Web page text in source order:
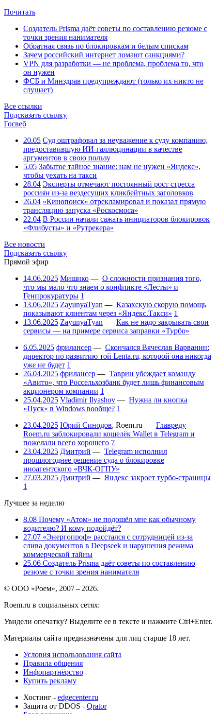
Почитать
Создатель Prisma даёт советы по составлению резюме с
точки зрения нанимателя
Обратная связь по блокировкам и белым спискам
Зачем российский интернет ломают санкциями?
VPN для разработки — не проблема, проблема то, что
он нужен
ФСБ и Минздрав предупреждают (только их никто не
слушает)
Все ссылки
Подсказать ссылку
Госвеб
20.05 Суд оштрафовал за неуважение к суду компанию,
предоставившую ИИ-галлюцинации в качестве
аргументов в свою пользу
5.05 Забытое тайное знание: нам не нужен «Яндекс»,
чтобы уехать на такси
28.04 Эксперты отмечают постоянный рост стресса
россиян из-за вездесущих кликбейтных заголовков
26.04 «Кинопоиск» отрекламировал и показал прямую
трансляцию запуска «Роскосмоса»
22.04 В России начали сажать инициаторов блокировок
«Флибусты» и «Рутрекера»
Все новости
Подсказать ссылку
Прямой эфир
14.06.2025 Мишико — О сложности признания того,
что мы мало что знаем о конфликте «Лесты» и
Генпрокуратуры 1
13.06.2025 ZayunyaTyan — Казахскую скорую помощь
показывают клиентам через «Яндекс.Такси» 1
13.06.2025 ZayunyaTyan — Как не надо закрывать свои
сервисы — на примере сервиса заправки «Турбо»
6.05.2025 фрилансер — Скончался Вячеслав Варванин:
директор по развитию той Lenta.ru, которой она никогда
уже не будет 1
26.04.2025 фрилансер — Таврин убеждает команду
«Авито», что Россельхозбанк будет лишь финансовым
акционером компании 1
25.04.2025 Vladimir Ilyashov — Нужна ли кнопка
«Пуск» в Windows вообще? 1
23.04.2025 Юрий Синодов, Roem.ru — Главреду
Roem.ru заблокировали кошелёк Wallet в Telegram и
пожелали всего хорошего 7
23.04.2025 Дмитрий — Telegram исполнил
прошлогоднее решение суда о блокировке
иноагентского «ВЧК-ОГПУ»
27.03.2025 Дмитрий — Яндекс закроет турбо-страницы
1
Лучшее за неделю
8.08 Почему «Атом» не подошёл мне как обычному
водителю? И кому подойдёт?
27.07 «Энергопроф» расстался с сотрудницей из-за
слива документов в Deepseek и нарушения режима
коммерческой тайны
25.06 Создатель Prisma даёт советы по составлению
резюме с точки зрения нанимателя
© ООО «Роем», 2007 – 2026.
Roem.ru в социальных сетях:
Увидели опечатку? Выделите ее в тексте и нажмите Ctrl+Enter.
Материалы сайта предназначены для лиц старше 18 лет.
Условия использования сайта
Правила общения
Инфопартнёрство
Купить рекламу
Хостинг - edgecenter.ru
Защита от DDOS - Qrator